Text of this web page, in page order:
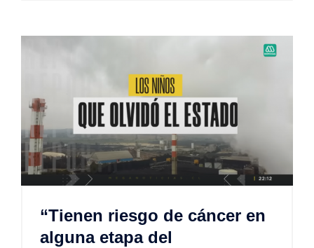
“Tienen riesgo de cáncer en
alguna etapa del